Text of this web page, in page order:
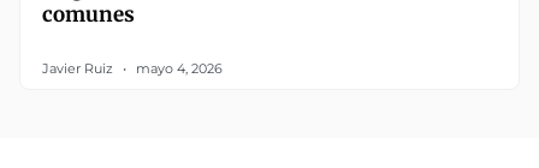
comunes
Javier Ruiz mayo 4, 2026